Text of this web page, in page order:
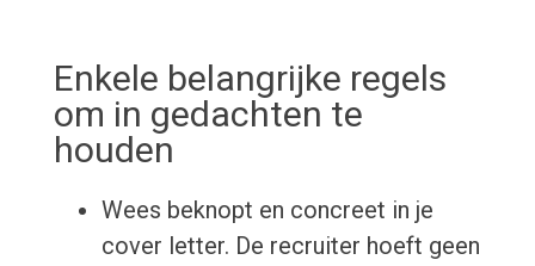
Enkele belangrijke regels
om in gedachten te
houden
Wees beknopt en concreet in je
cover letter. De recruiter hoeft geen